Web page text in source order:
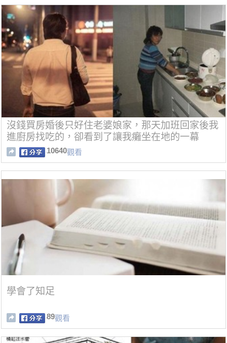
沒錢買房婚後只好住老婆娘家，那天加班回家後我
進廚房找吃的，卻看到了讓我癱坐在地的一幕
10640觀看
學會了知足
89觀看